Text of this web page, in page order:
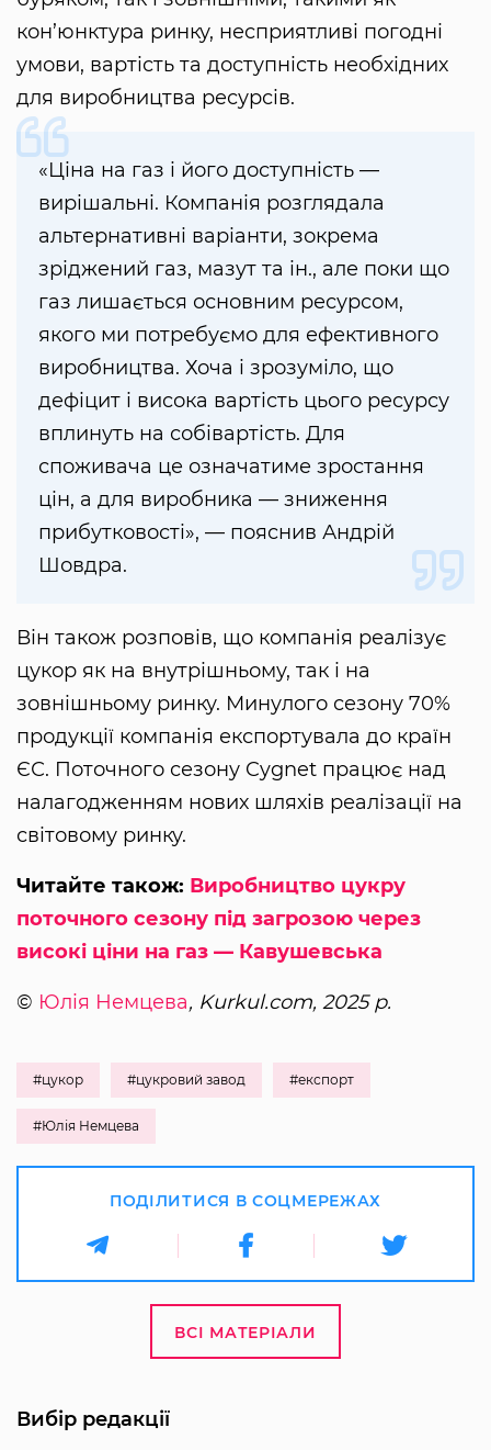
кон’юнктура ринку, несприятливі погодні
умови, вартість та доступність необхідних
для виробництва ресурсів.
«Ціна на газ і його доступність —
вирішальні. Компанія розглядала
альтернативні варіанти, зокрема
зріджений газ, мазут та ін., але поки що
газ лишається основним ресурсом,
якого ми потребуємо для ефективного
виробництва. Хоча і зрозуміло, що
дефіцит і висока вартість цього ресурсу
вплинуть на собівартість. Для
споживача це означатиме зростання
цін, а для виробника — зниження
прибутковості», — пояснив Андрій
Шовдра.
Він також розповів, що компанія реалізує
цукор як на внутрішньому, так і на
зовнішньому ринку. Минулого сезону 70%
продукції компанія експортувала до країн
ЄС. Поточного сезону Cygnet працює над
налагодженням нових шляхів реалізації на
світовому ринку.
Читайте також: Виробництво цукру
поточного сезону під загрозою через
високі ціни на газ — Кавушевська
© Юлія Немцева, Kurkul.com, 2025 р.
#цукор #цукровий завод #експорт
#Юлія Немцева
ПОДІЛИТИСЯ В СОЦМЕРЕЖАХ
ВСІ МАТЕРІАЛИ
Вибір редакції